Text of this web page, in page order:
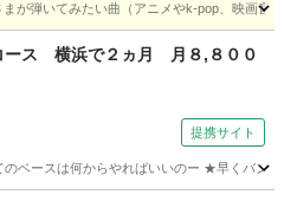
が弾いてみたい曲（アニメやk-pop、映画
ノ リモート
ース 横浜で２ヵ月 月８,８００
提携サイト
ベースは何からやればいいのー ★早くバン